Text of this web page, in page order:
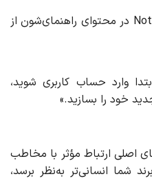
برندهایی مثل Grammarly یا Notion در محتوای راهنمای‌شون از
وارد حساب کاربری شوید،
خود را بسازید.»
اصلی ارتباط مؤثر با مخاطب
شما انسانی‌تر به‌نظر برسد،